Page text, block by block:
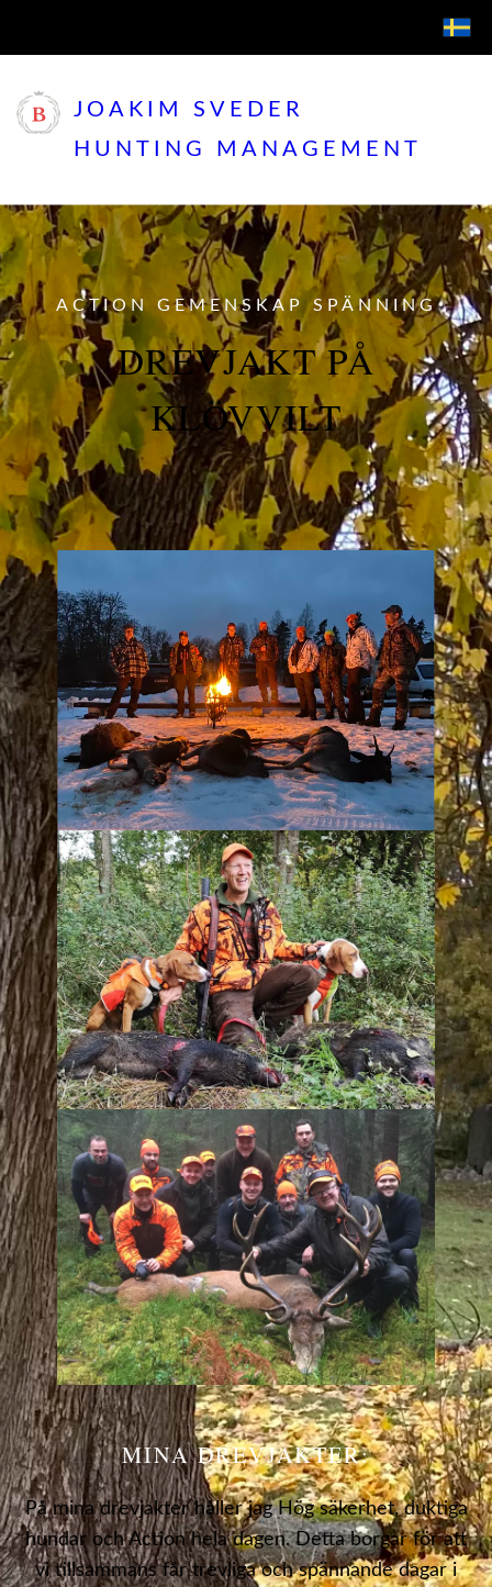
JOAKIM SVEDER
HUNTING MANAGEMENT
ACTION GEMENSKAP SPÄNNING
DREVJAKT PÅ
KLÖVVILT
MINA DREVJAKTER:
På mina drevjakter håller jag Hög säkerhet, duktiga
hundar och Action hela dagen. Detta borgar för att
vi tillsammans får trevliga och spännande dagar i